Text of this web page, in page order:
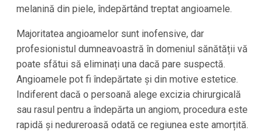
melanină din piele, îndepărtând treptat angioamele.
Majoritatea angioamelor sunt inofensive, dar
profesionistul dumneavoastră în domeniul sănătății vă
poate sfătui să eliminați una dacă pare suspectă.
Angioamele pot fi îndepărtate și din motive estetice.
Indiferent dacă o persoană alege excizia chirurgicală
sau rasul pentru a îndepărta un angiom, procedura este
rapidă și nedureroasă odată ce regiunea este amorțită.